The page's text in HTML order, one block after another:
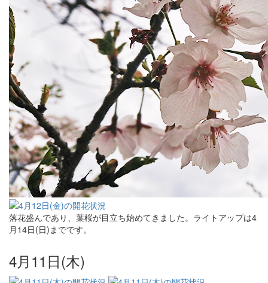
落花盛んであり、葉桜が目立ち始めてきました。ライトアップは4
月14日(日)までです。
4月11日(木)